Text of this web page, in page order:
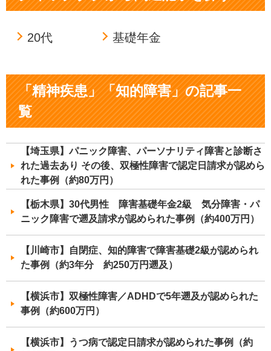
20代 基礎年金
「精神疾患」「知的障害」の記事一
覧
【埼玉県】パニック障害、パーソナリティ障害と診断さ
れた過去あり その後、双極性障害で認定日請求が認めら
れた事例（約80万円）
【栃木県】30代男性 障害基礎年金2級 気分障害・パ
ニック障害で遡及請求が認められた事例（約400万円）
【川崎市】自閉症、知的障害で障害基礎2級が認められ
た事例（約3年分 約250万円遡及）
【横浜市】双極性障害／ADHDで5年遡及が認められた
事例（約600万円）
【横浜市】うつ病で認定日請求が認められた事例（約